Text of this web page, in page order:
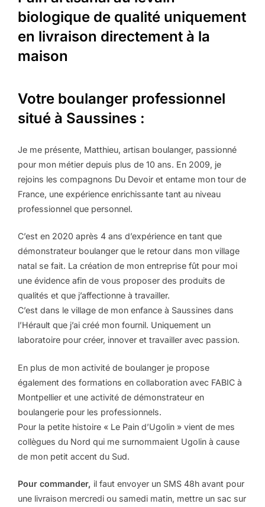
biologique de qualité uniquement
en livraison directement à la
maison
Votre boulanger professionnel
situé à Saussines :
Je me présente, Matthieu, artisan boulanger, passionné
pour mon métier depuis plus de 10 ans. En 2009, je
rejoins les compagnons Du Devoir et entame mon tour de
France, une expérience enrichissante tant au niveau
professionnel que personnel.
C’est en 2020 après 4 ans d’expérience en tant que
démonstrateur boulanger que le retour dans mon village
natal se fait. La création de mon entreprise fût pour moi
une évidence afin de vous proposer des produits de
qualités et que j’affectionne à travailler.
C’est dans le village de mon enfance à Saussines dans
l’Hérault que j’ai créé mon fournil. Uniquement un
laboratoire pour créer, innover et travailler avec passion.
En plus de mon activité de boulanger je propose
également des formations en collaboration avec FABIC à
Montpellier et une activité de démonstrateur en
boulangerie pour les professionnels.
Pour la petite histoire « Le Pain d’Ugolin » vient de mes
collègues du Nord qui me surnommaient Ugolin à cause
de mon petit accent du Sud.
Pour commander, il faut envoyer un SMS 48h avant pour
une livraison mercredi ou samedi matin, mettre un sac sur